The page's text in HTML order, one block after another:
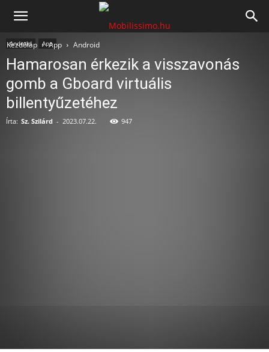
Mobilissimo.hu
Kezdőlap App Android
Android App
Hamarosan érkezik a visszavonás
gomb a Gboard virtuális
billentyűzetéhez
Írta: Sz. Szilárd - 2023.07.22. 947